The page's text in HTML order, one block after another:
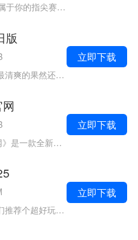
CBA正版手游，属于你的指尖赛场空降到一只表现平平的球队，化身球队经理，你要如何排兵布阵，保住球队级别？又将如何运筹帷幄，目标直指联赛冠军？这一切，都将在《中职篮全力以赴官网》中实现！官方赛事正版授权，CBA球队全员入驻，复刻C...
版
班长大人，夏天最清爽的果然还是泳装吧 《魂器学院夏日版》是一款养肝护肾的二次元放置类游戏。作为傲娇工作室的第一款产品，我们一直致力于打造二次元中最养肝的，休闲游戏中最好看的，虽是放置手游，却不止步于简单的挂机。...
立即下载
《300大作战官网》是一款全新好玩的呢moba竞技手游。【二次元高难度MOBA，次世代5V5公平竞技】海量精美动态立绘，缔造后现代极致沉浸。豪华声优阵容，开启新世界超强羁绊。5v5经典MOBA，扣人心弦的超强竞技。娱乐模式HIG...
立即下载
宝子们，我给你们推荐个超好玩的游戏《心动女生》，这游戏下载特别快，一分钟就能下好，然后三分钟就能开启追女神之旅啦。这是个模拟恋爱的真人视频情景手游哦，里面的男女对话情商超高的。像电话、微信、微博那...
立即下载